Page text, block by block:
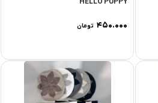
۴۵۰.۰۰۰ تومان